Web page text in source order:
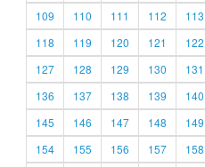
109
110 111 112 113
118
119 120 121 122
127
128 129 130 131
136
137 138 139 140
145
146 147 148 149
154
155 156 157 158